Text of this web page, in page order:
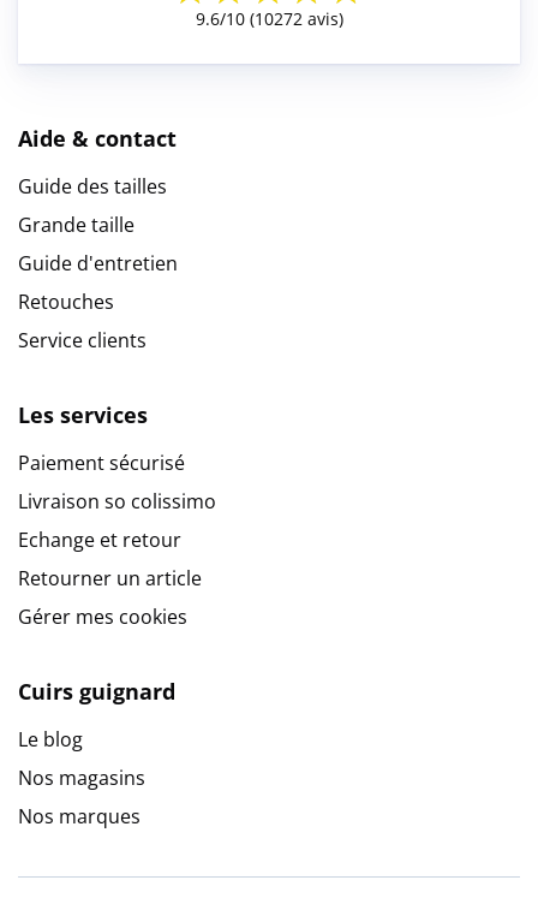
Aide & contact
Guide des tailles
Grande taille
Guide d'entretien
Retouches
Service clients
Les services
Paiement sécurisé
Livraison so colissimo
Echange et retour
Retourner un article
Gérer mes cookies
Cuirs guignard
Le blog
Nos magasins
Nos marques